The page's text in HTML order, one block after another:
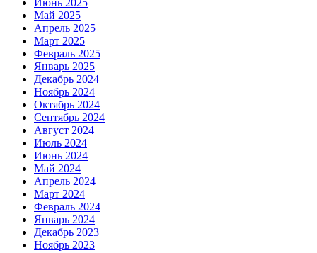
Июнь 2025
Май 2025
Апрель 2025
Март 2025
Февраль 2025
Январь 2025
Декабрь 2024
Ноябрь 2024
Октябрь 2024
Сентябрь 2024
Август 2024
Июль 2024
Июнь 2024
Май 2024
Апрель 2024
Март 2024
Февраль 2024
Январь 2024
Декабрь 2023
Ноябрь 2023